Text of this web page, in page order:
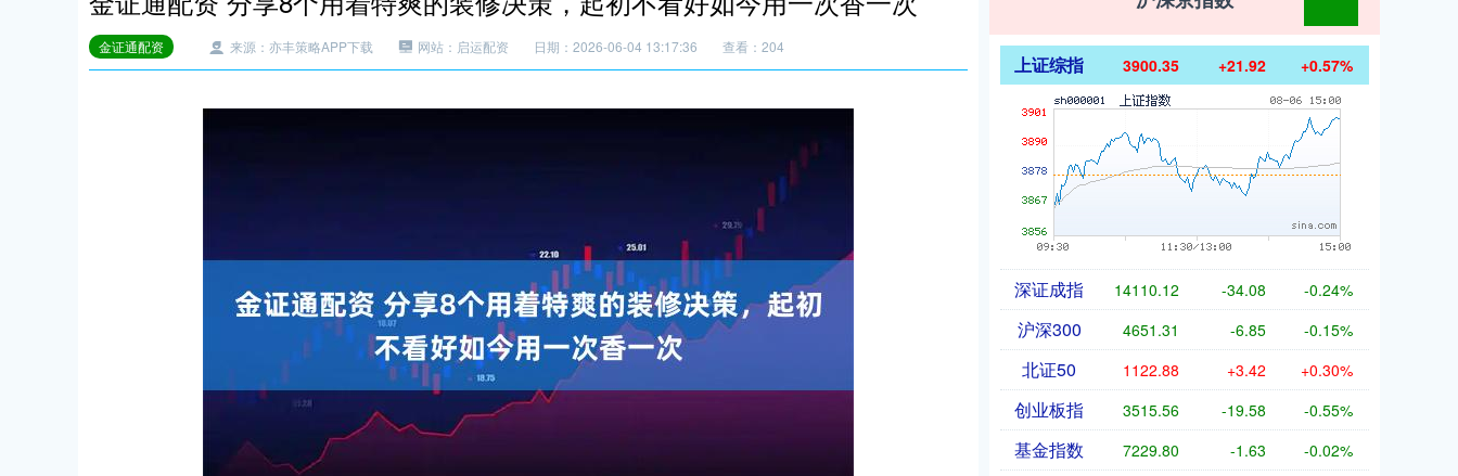
金证通配资 来源：亦丰策略APP下载 网站：启运配资 日期：2026-06-04 13:17:36 查看：204
上证综指 3900.35 +21.92 +0.57%
深证成指 14110.12 -34.08 -0.24%
沪深300 4651.31 -6.85 -0.15%
北证50 1122.88 +3.42 +0.30%
创业板指 3515.56 -19.58 -0.55%
基金指数 7229.80 -1.63 -0.02%